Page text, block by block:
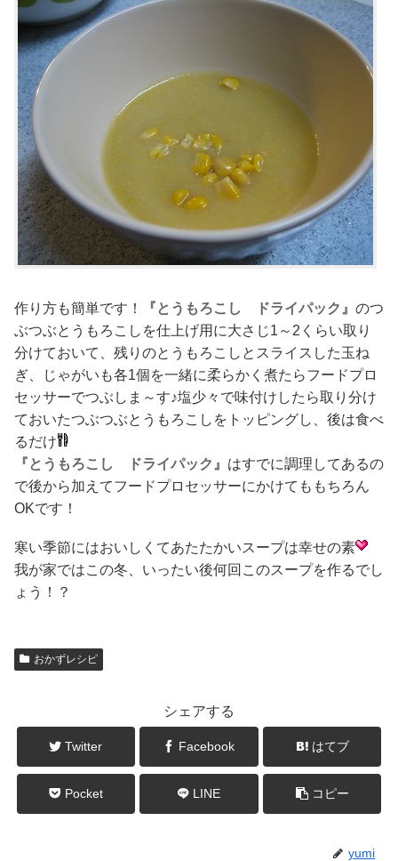
作り方も簡単です！ 『とうもろこし ドライパック』 のつ
ぶつぶとうもろこしを仕上げ用に大さじ1～2くらい取り
分けておいて、残りのとうもろこしとスライスした玉ね
ぎ、じゃがいも各1個を一緒に柔らかく煮たらフードプロ
セッサーでつぶしま～す♪塩少々で味付けしたら取り分け
ておいたつぶつぶとうもろこしをトッピングし、後は食べ
るだけ
『とうもろこし ドライパック』 はすでに調理してあるの
で後から加えてフードプロセッサーにかけてももちろん
OKです！
寒い季節にはおいしくてあたたかいスープは幸せの素
我が家ではこの冬、いったい後何回このスープを作るでし
ょう！？
おかずレシピ
シェアする
Twitter Facebook はてブ
Pocket LINE コピー
yumi